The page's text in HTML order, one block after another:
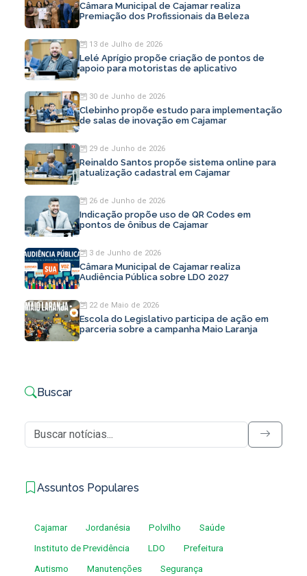
Câmara Municipal de Cajamar realiza
Premiação dos Profissionais da Beleza
13 de Julho de 2026
Lelé Aprígio propõe criação de pontos de
apoio para motoristas de aplicativo
30 de Junho de 2026
Clebinho propõe estudo para implementação
de salas de inovação em Cajamar
29 de Junho de 2026
Reinaldo Santos propõe sistema online para
atualização cadastral em Cajamar
26 de Junho de 2026
Indicação propõe uso de QR Codes em
pontos de ônibus de Cajamar
3 de Junho de 2026
Câmara Municipal de Cajamar realiza
Audiência Pública sobre LDO 2027
22 de Maio de 2026
Escola do Legislativo participa de ação em
parceria sobre a campanha Maio Laranja
Buscar
Assuntos Populares
Cajamar Jordanésia Polvilho Saúde
Instituto de Previdência LDO Prefeitura
Autismo Manutenções Segurança